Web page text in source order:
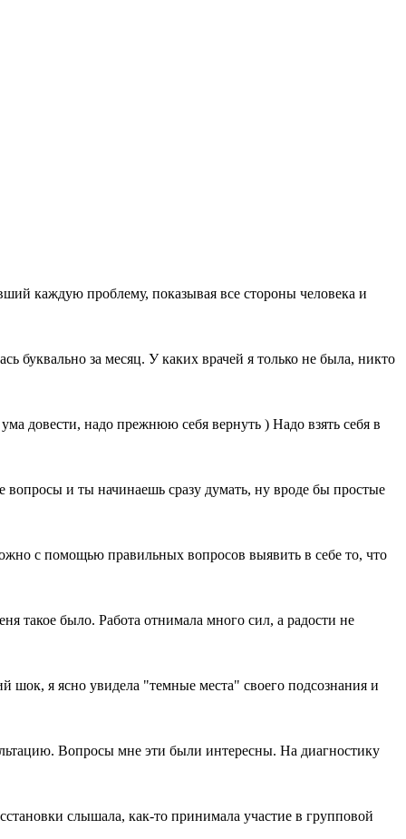
каждую проблему, показывая все стороны человека и
буквально за месяц. У каких врачей я только не была, никто
довести, надо прежнюю себя вернуть ) Надо взять себя в
вопросы и ты начинаешь сразу думать, ну вроде бы простые
с помощью правильных вопросов выявить в себе то, что
такое было. Работа отнимала много сил, а радости не
шок, я ясно увидела "темные места" своего подсознания и
Вопросы мне эти были интересны. На диагностику
слышала, как-то принимала участие в групповой